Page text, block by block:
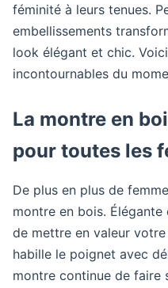
féminité à leurs tenues.
embellissements
look élégant et chic.
incontournables du
La montre en
pour toutes les
De plus en plus de
montre en bois.
de mettre en valeur
habille le poignet avec
montre continue de faire